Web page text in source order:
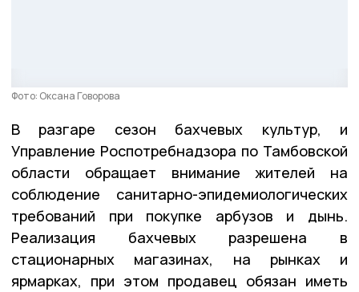
Фото: Оксана Говорова
В разгаре сезон бахчевых культур, и
Управление Роспотребнадзора по Тамбовской
области обращает внимание жителей на
соблюдение санитарно-эпидемиологических
требований при покупке арбузов и дынь.
Реализация бахчевых разрешена в
стационарных магазинах, на рынках и
ярмарках, при этом продавец обязан иметь